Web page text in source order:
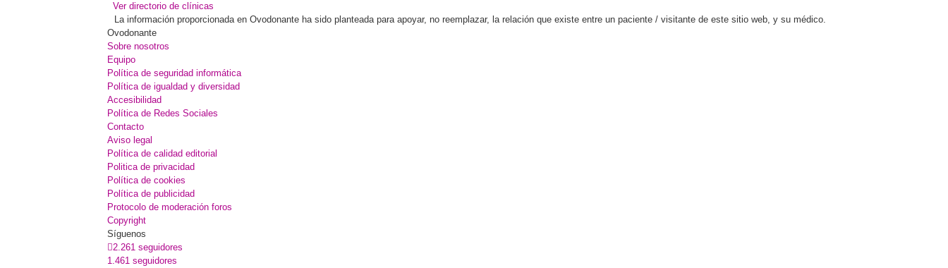
Ver directorio de clínicas
La información proporcionada en Ovodonante ha sido planteada para apoyar, no reemplazar, la relación que existe entre un paciente / visitante de este sitio web, y su médico.
Ovodonante
Sobre nosotros
Equipo
Política de seguridad informática
Política de igualdad y diversidad
Accesibilidad
Política de Redes Sociales
Contacto
Aviso legal
Política de calidad editorial
Politica de privacidad
Política de cookies
Política de publicidad
Protocolo de moderación foros
Copyright
Síguenos
2.261 seguidores
1.461 seguidores